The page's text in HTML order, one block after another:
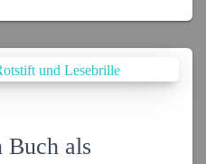
Buch als